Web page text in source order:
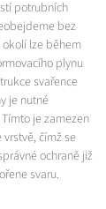
potrubních
bez
okolí lze během
plynu
svařence
je nutné
je zamezen
čímž se
ochraně již
svaru.